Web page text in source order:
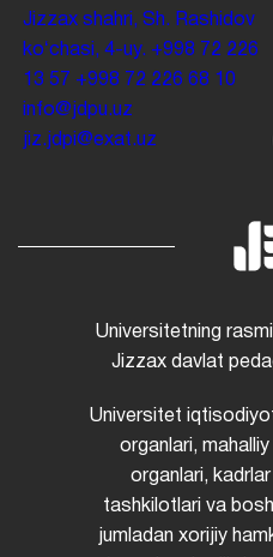
Jizzax shahri, Sh. Rashidov
koʻchasi, 4-uy. +998 72 226
13 57 +998 72 226 68 10
info@jdpu.uz
jiz.jdpi@exat.uz
Universitetning
Jizzax davlat
Universitet
organlari,
organlari,
tashkilotlari va
jumladan xorijiy